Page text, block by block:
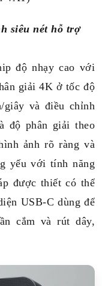
siêu nét hỗ trợ
độ nhạy cao với
giải 4K ở tốc độ
giây và điều chỉnh
độ phân giải theo
ảnh rõ ràng và
yếu với tính năng
được thiết có thể
USB-C dùng để
cắm và rút dây,